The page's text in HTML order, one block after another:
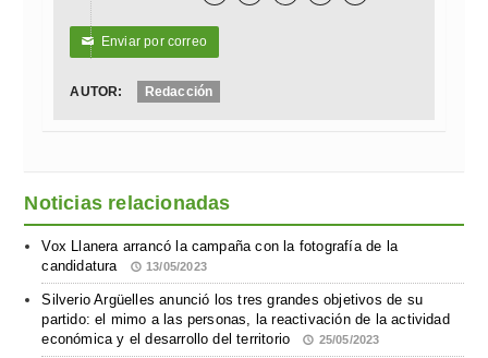
✉ Enviar por correo
AUTOR: Redacción
Noticias relacionadas
Vox Llanera arrancó la campaña con la fotografía de la
candidatura
13/05/2023
Silverio Argüelles anunció los tres grandes objetivos de su
partido: el mimo a las personas, la reactivación de la actividad
económica y el desarrollo del territorio
25/05/2023